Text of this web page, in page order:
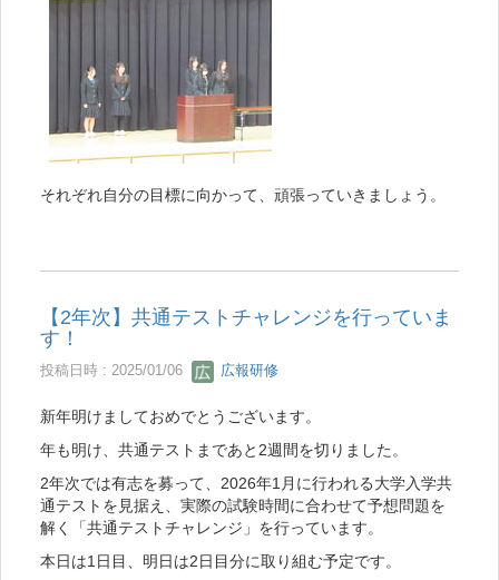
それぞれ自分の目標に向かって、頑張っていきましょう。
【2年次】共通テストチャレンジを行っていま
す！
投稿日時 : 2025/01/06 広報研修
新年明けましておめでとうございます。
年も明け、共通テストまであと2週間を切りました。
2年次では有志を募って、2026年1月に行われる大学入学共
通テストを見据え、実際の試験時間に合わせて予想問題を
解く「共通テストチャレンジ」を行っています。
本日は1日目、明日は2日目分に取り組む予定です。